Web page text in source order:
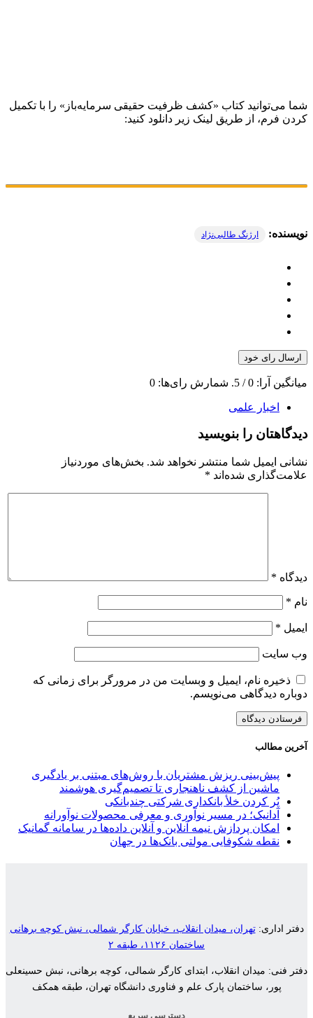
شما می‌توانید کتاب «کشف ظرفیت حقیقی سرمایه‌­باز» را با تکمیل
کردن فرم، از طریق لینک زیر دانلود کنید:
نویسنده: ارژنگ طالبی‌نژاد
ارسال رای خود
میانگین آرا: 0/ 5. شمارش رای‌ها: 0
اخبار علمی
دیدگاهتان را بنویسید
نشانی ایمیل شما منتشر نخواهد شد. بخش‌های موردنیاز
علامت‌گذاری شده‌اند *
دیدگاه *
نام *
ایمیل *
وب‌ سایت
ذخیره نام، ایمیل و وبسایت من در مرورگر برای زمانی که
دوباره دیدگاهی می‌نویسم.
آخرین مطالب
پیش‌بینی ریزش مشتریان با روش‌های مبتنی بر یادگیری
ماشین از کشف ناهنجاری تا تصمیم‌گیری هوشمند
پُر کردن خلأ بانکداری شرکتی چندبانکی
آدانیک؛ در مسیر نوآوری و معرفی محصولات نوآورانه
امکان پردازش نیمه آنلاین و آنلاین داده‌ها در سامانه گمانیک
نقطه شکوفایی مولتی بانک‌ها در جهان
دفتر اداری:تهران، میدان انقلاب، خیابان کارگر شمالی، نبش کوچه برهانی
ساختمان ۱۱۲۶، طبقه ۲
دفتر فنی: میدان انقلاب، ابتدای کارگر شمالی، کوچه برهانی، نبش حسینعلی
پور، ساختمان پارک علم و فناوری دانشگاه تهران، طبقه همکف
دسترسی سریع